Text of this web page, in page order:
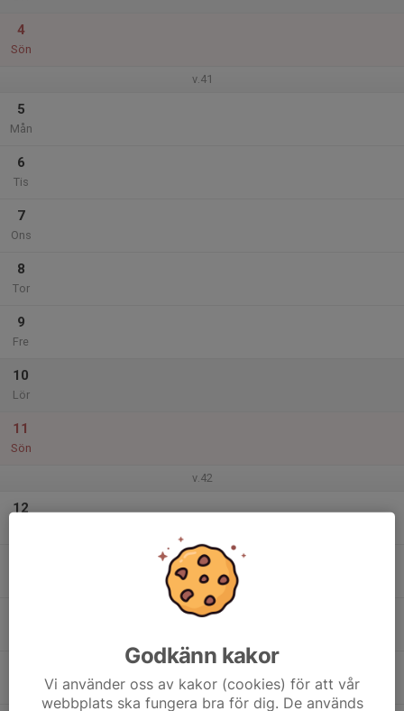
4
Sön
v.41
5
Mån
6
Tis
7
Ons
8
Tor
9
Fre
10
Lör
11
Sön
v.42
12
Godkänn kakor
Vi använder oss av kakor (cookies) för att vår
webbplats ska fungera bra för dig. De används